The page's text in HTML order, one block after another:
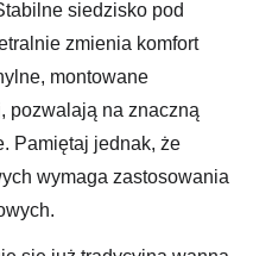
siedzisko pod
zmienia komfort
montowane
pozwalają na znaczną
Pamiętaj jednak, że
wymaga zastosowania